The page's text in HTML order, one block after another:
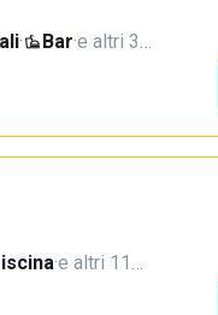
· Bar·e altri 3…
·e altri 11…